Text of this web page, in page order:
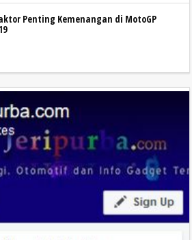
Penting Kemenangan di MotoGP